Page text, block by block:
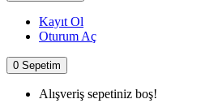
Kayıt Ol
Oturum Aç
0 Sepetim
Alışveriş sepetiniz boş!